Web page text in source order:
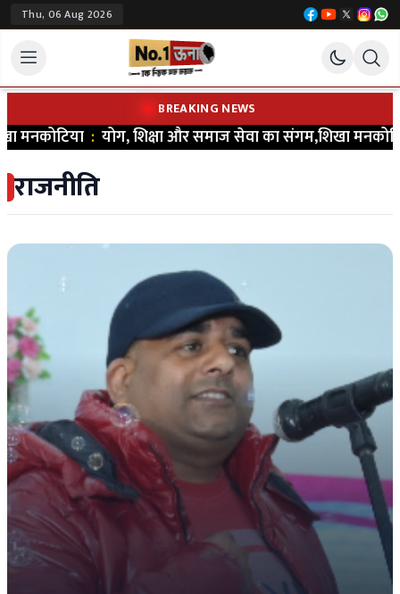
Thu, 06 Aug 2026
BREAKING NEWS
:योग, शिक्षा और समाज सेवा का संगम,शिखा मनकोटिया ने
राजनीति